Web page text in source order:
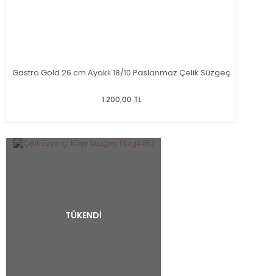
Gastro Gold 26 cm Ayaklı 18/10 Paslanmaz Çelik Süzgeç
1.200,00 TL
TÜKENDİ